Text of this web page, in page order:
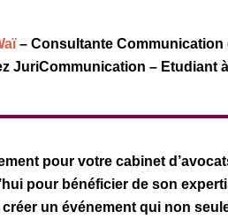
– Consultante Communication
JuriCommunication – Etudiant à
pour votre cabinet
pour bénéficier de son
un événement qui non